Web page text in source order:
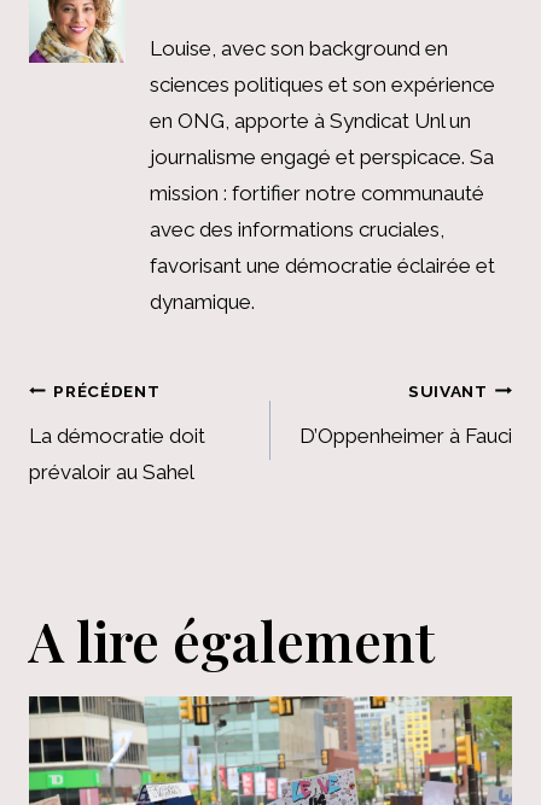
Louise, avec son background en
sciences politiques et son expérience
en ONG, apporte à Syndicat Unl un
journalisme engagé et perspicace. Sa
mission : fortifier notre communauté
avec des informations cruciales,
favorisant une démocratie éclairée et
dynamique.
Navigation
de
l’article
PRÉCÉDENT
La démocratie doit
prévaloir au Sahel
SUIVANT
D’Oppenheimer à Fauci
A lire également